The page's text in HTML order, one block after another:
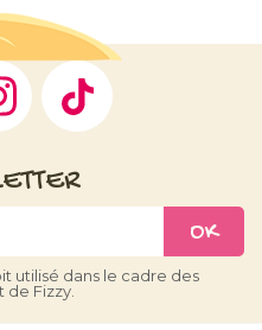
Instagram
utilisé dans le cadre des
Fizzy.